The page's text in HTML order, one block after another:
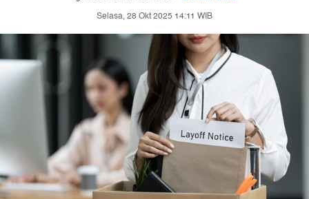
Selasa, 28 Okt 2025 14:11 WIB